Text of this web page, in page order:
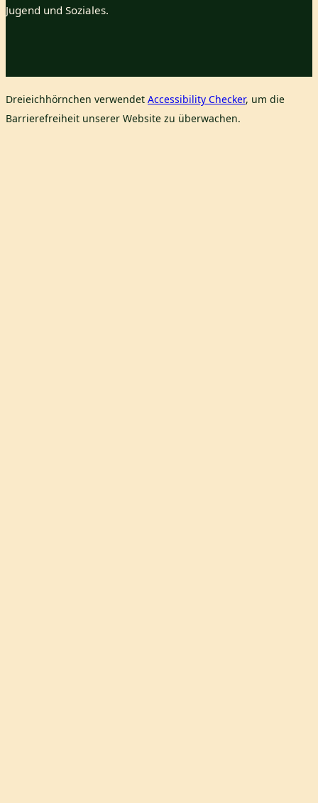
Jugend und Soziales.
Dreieichhörnchen verwendet Accessibility Checker, um die
Barrierefreiheit unserer Website zu überwachen.